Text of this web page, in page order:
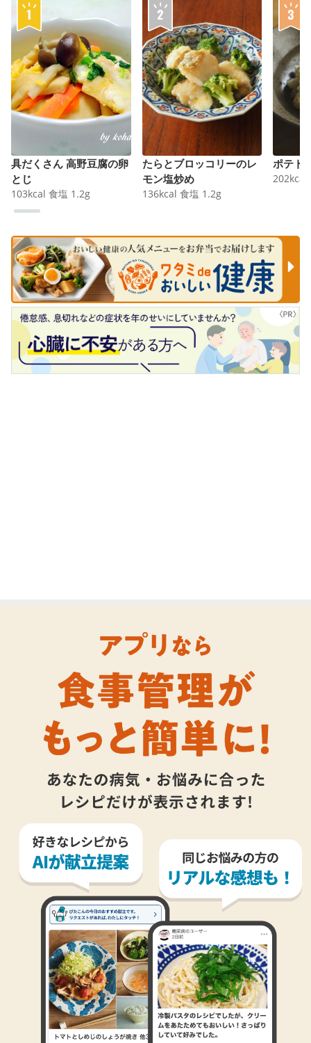
具だくさん 高野豆腐の卵
とじ
103kcal 食塩 1.2g
たらとブロッコリーのレ
モン塩炒め
136kcal 食塩 1.2g
ポテト
202kcal